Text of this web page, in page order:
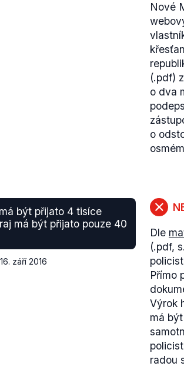
Nové
(.pdf)
o dva
o
osmém
se
Výrok
Městě
být přijato 4 tisíce
má být přijato pouze 40
16. září 2016
Dle
(.pdf,
Přímo
Výrok
má
radou